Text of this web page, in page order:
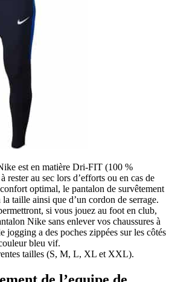
est en matière Dri-FIT (100 %
rester au sec lors d’efforts ou en cas de
optimal, le pantalon de survêtement
taille ainsi que d’un cordon de serrage.
si vous jouez au foot en club,
Nike sans enlever vos chaussures à
jogging a des poches zippées sur les côtés
bleu vif.
tailles (S, M, L, XL et XXL).